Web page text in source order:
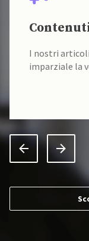
I nostri
imparziale la